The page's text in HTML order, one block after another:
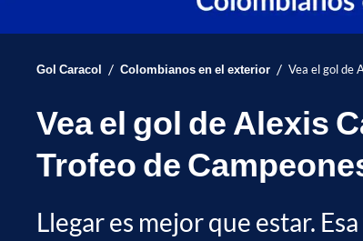
Gol Caracol / Colombianos en el exterior / Vea el gol de
Vea el gol de Alexis
Trofeo de
Llegar es mejor que estar.